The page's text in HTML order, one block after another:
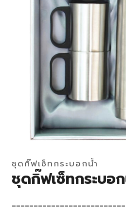
ชุดกิ๊ฟเซ็ทกระบอกน้ำ
ชุดกิ๊ฟเซ็ทกระบอ